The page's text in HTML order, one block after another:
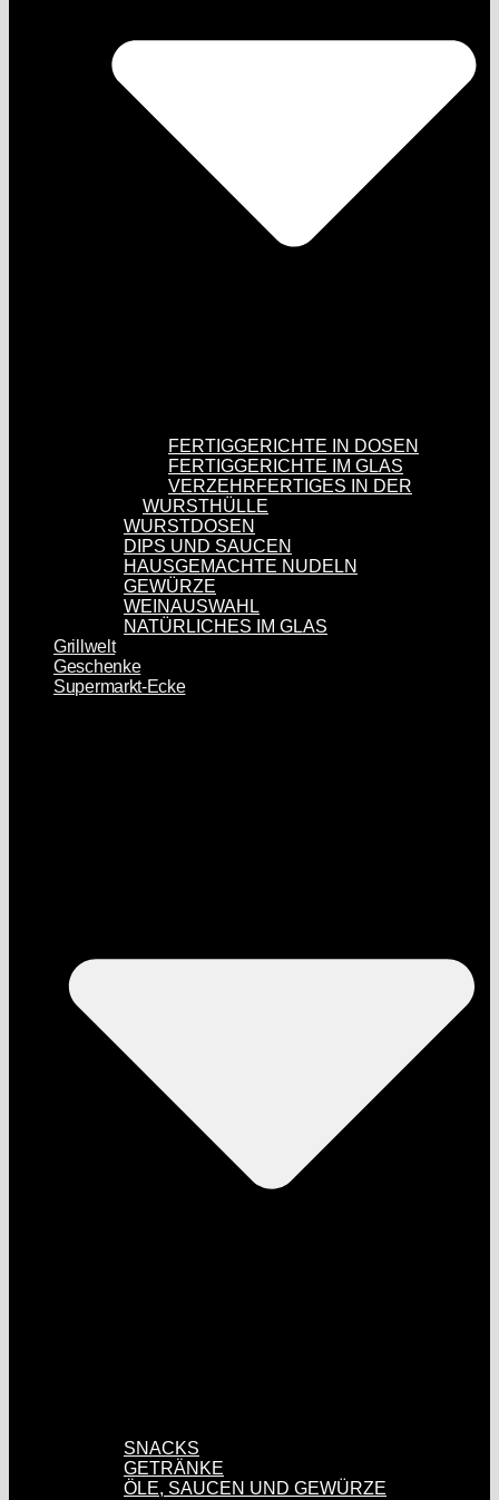
FERTIGGERICHTE IN DOSEN
FERTIGGERICHTE IM GLAS
VERZEHRFERTIGES IN DER
WURSTHÜLLE
WURSTDOSEN
DIPS UND SAUCEN
HAUSGEMACHTE NUDELN
GEWÜRZE
WEINAUSWAHL
NATÜRLICHES IM GLAS
Grillwelt
Geschenke
Supermarkt-Ecke
SNACKS
GETRÄNKE
ÖLE, SAUCEN UND GEWÜRZE